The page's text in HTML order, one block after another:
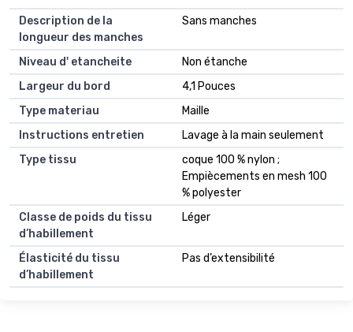
Description de la
longueur des manches
Sans manches
Niveau d' etancheite
Non étanche
Largeur du bord
4,1 Pouces
Type materiau
Maille
Instructions entretien
Lavage à la main seulement
Type tissu
coque 100 % nylon ;
Empiècements en mesh 100
% polyester
Classe de poids du tissu
d’habillement
Léger
Élasticité du tissu
d’habillement
Pas d’extensibilité